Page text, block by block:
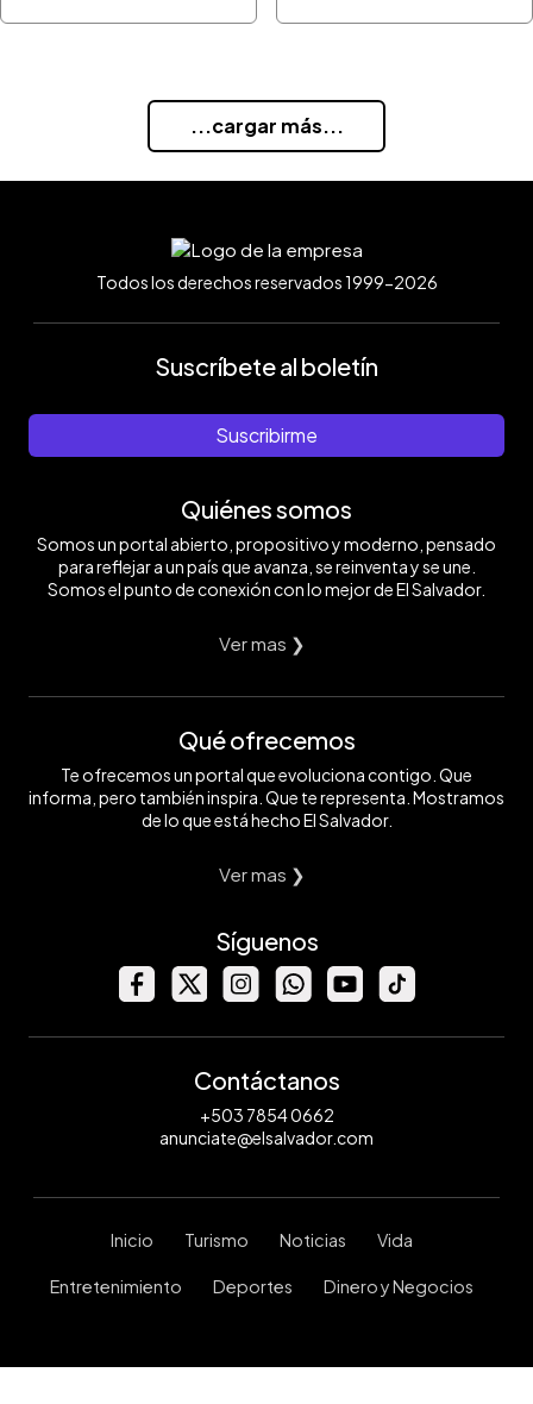
...cargar más...
Todos los derechos reservados 1999-2026
Suscríbete al boletín
Suscribirme
Quiénes somos
Somos un portal abierto, propositivo y moderno, pensado
para reflejar a un país que avanza, se reinventa y se une.
Somos el punto de conexión con lo mejor de El Salvador.
Ver mas ❯
Qué ofrecemos
Te ofrecemos un portal que evoluciona contigo. Que
informa, pero también inspira. Que te representa. Mostramos
de lo que está hecho El Salvador.
Ver mas ❯
Síguenos
Contáctanos
+503 7854 0662
anunciate@elsalvador.com
Inicio Turismo Noticias Vida
Entretenimiento Deportes Dinero y Negocios